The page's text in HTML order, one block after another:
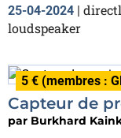
25-04-2024 |
loudspeaker
5 € (membres :
Capteur de
par Burkhard